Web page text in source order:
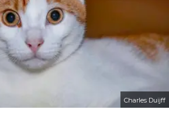
Charles Duijff